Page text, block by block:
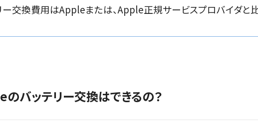
交換費用はAppleまたは、Apple正規サービスプロバイダと
バッテリー交換はできるの？